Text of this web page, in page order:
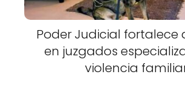
Poder Judicial fortalece
en juzgados
violencia